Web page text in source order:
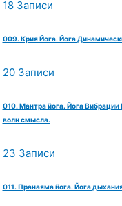
18 Записи
009. Крия Йога. Йога
20 Записи
010. Мантра йога. Йога
волн смысла.
23 Записи
011. Пранаяма йога. Йога